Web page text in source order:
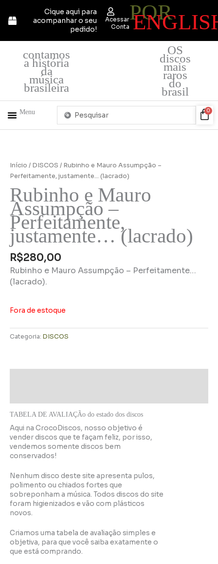
para
Cique aqui para
acompanhar o seu
pedido!
Acessar
Conta
POR
contamos
a história
da
música
brasileira
OS
discos
mais
raros
do
brasil
Menu
Pesquisar
0
Início / DISCOS / Rubinho e Mauro Assumpção –
Perfeitamente, justamente… (lacrado)
Rubinho e Mauro
Assumpção –
Perfeitamente,
justamente… (lacrado)
R$280,00
Rubinho e Mauro Assumpção – Perfeitamente…
(lacrado).
Fora de estoque
Categoria: DISCOS
TABELA DE AVALIAÇÃo do estado dos discos
Aqui na CrocoDiscos, nosso objetivo é
vender discos que te façam feliz, por isso,
vendemos somente discos bem
conservados!
Nenhum disco deste site apresenta pulos,
polimento ou chiados fortes que
sobreponham a música. Todos discos do site
foram higienizados e vão com plásticos
novos.
Criamos uma tabela de avaliação simples e
objetiva, para que você saiba exatamente o
que está comprando.